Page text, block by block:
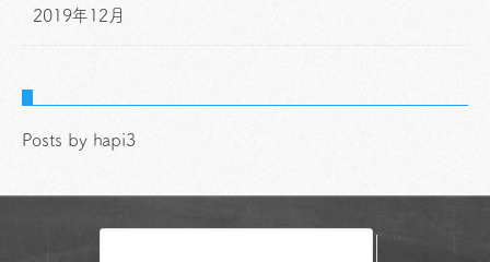
2019年12月
Posts by hapi3